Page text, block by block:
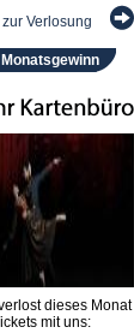
Verlosung
dieses Monat
mit uns: